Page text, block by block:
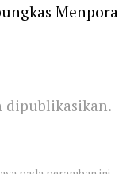
Menpora
dipublikasikan.